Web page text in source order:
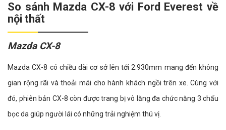
So sánh Mazda CX-8 với Ford Everest về
nội thất
Mazda CX-8
Mazda CX-8 có chiều dài cơ sở lên tới 2.930mm mang đến không
gian rộng rãi và thoải mái cho hành khách ngồi trên xe. Cùng với
đó, phiên bản CX-8 còn được trang bị vô lăng đa chức năng 3 chấu
bọc da giúp người lái có những trải nghiệm thú vị.